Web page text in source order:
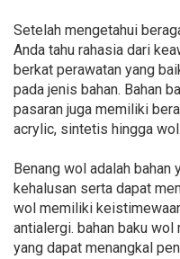
Setelah mengetahui
Anda tahu rahasia dari
berkat perawatan yang
pada jenis bahan. Bahan
pasaran juga memiliki
acrylic, sintetis hingga wol.
Benang wol adalah bahan
kehalusan serta dapat
wol memiliki
antialergi. bahan baku
yang dapat menangkal